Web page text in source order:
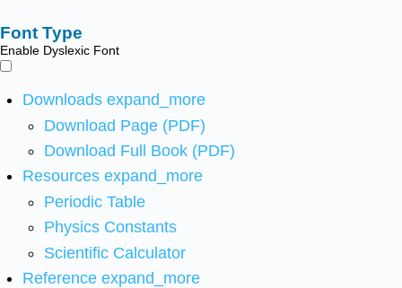
Font Type
Enable Dyslexic Font
Downloads expand_more
Download Page (PDF)
Download Full Book (PDF)
Resources expand_more
Periodic Table
Physics Constants
Scientific Calculator
Reference expand_more